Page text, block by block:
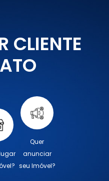
CLIENTE
Quer
anunciar
seu Imóvel?